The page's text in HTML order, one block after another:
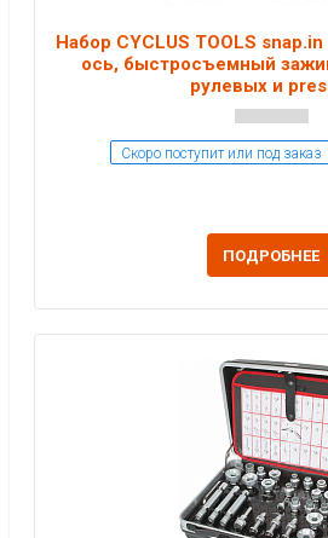
Набор CYCLUS TOOLS
ось, быстросъемный
рулевых и
Скоро поступит или под заказ
ПОДРОБНЕЕ